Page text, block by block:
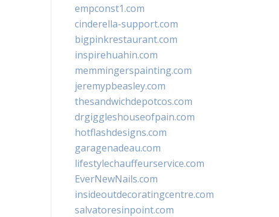
empconst1.com
cinderella-support.com
bigpinkrestaurant.com
inspirehuahin.com
memmingerspainting.com
jeremypbeasley.com
thesandwichdepotcos.com
drgiggleshouseofpain.com
hotflashdesigns.com
garagenadeau.com
lifestylechauffeurservice.com
EverNewNails.com
insideoutdecoratingcentre.com
salvatoresinpoint.com